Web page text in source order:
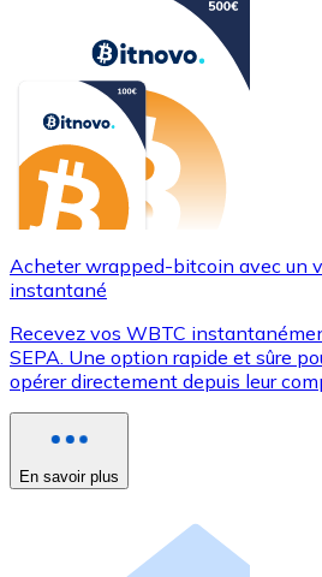
Acheter wrapped-bitcoin avec un
instantané
Recevez vos WBTC
SEPA. Une option rapide et sûre
opérer directement depuis leur
En savoir plus